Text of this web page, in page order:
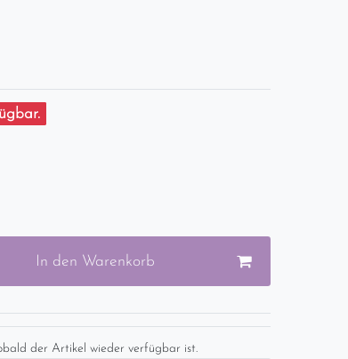
In den Warenkorb
der Artikel wieder verfügbar ist.